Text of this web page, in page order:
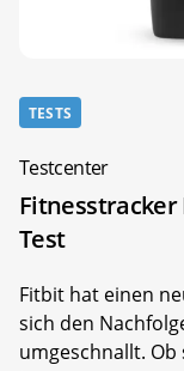
TESTS
Testcenter
Fitnesstracker
Test
Fitbit hat einen
sich den
umgeschnallt.